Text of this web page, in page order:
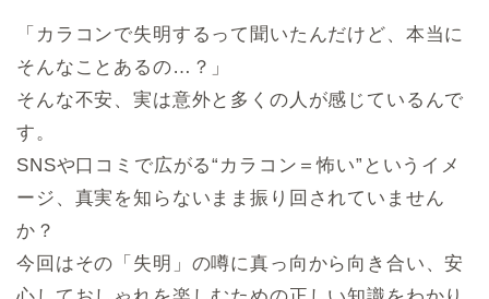
「カラコンで失明するって聞いたんだけど、本当に
そんなことあるの…？」
そんな不安、実は意外と多くの人が感じているんで
す。
SNSや口コミで広がる“カラコン＝怖い”というイメ
ージ、真実を知らないまま振り回されていません
か？
今回はその「失明」の噂に真っ向から向き合い、安